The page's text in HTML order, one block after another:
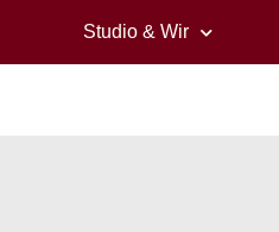
Studio & Wir